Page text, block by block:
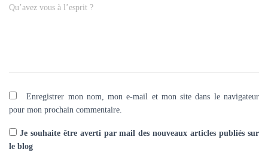
Qu’avez vous à l’esprit ?
Enregistrer mon nom, mon e-mail et mon site dans le navigateur
pour mon prochain commentaire.
Je souhaite être averti par mail des nouveaux articles publiés sur
le blog